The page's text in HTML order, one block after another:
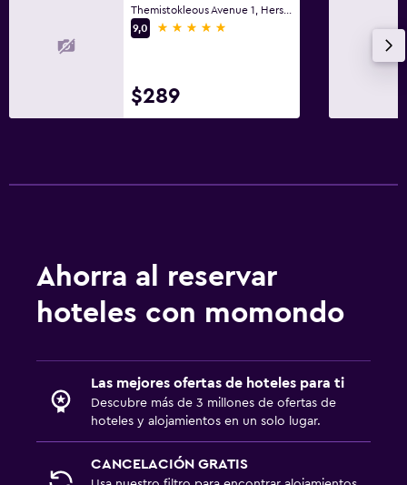
9,0
5 estrellas
$289
Ahorra al reservar
hoteles con momondo
Las mejores ofertas de hoteles para ti
Descubre más de 3 millones de ofertas de
hoteles y alojamientos en un solo lugar.
CANCELACIÓN GRATIS